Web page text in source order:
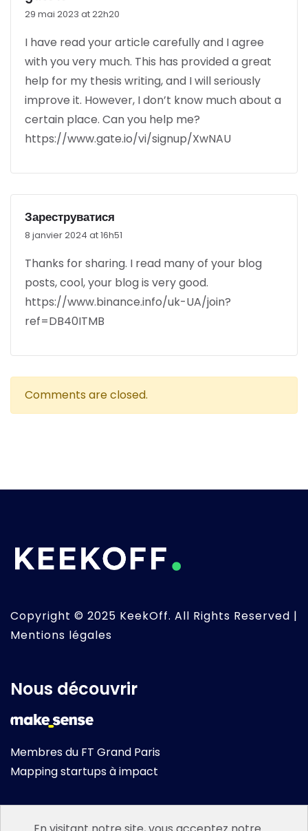
29 mai 2023 at 22h20
I have read your article carefully and I agree
with you very much. This has provided a great
help for my thesis writing, and I will seriously
improve it. However, I don’t know much about a
certain place. Can you help me?
https://www.gate.io/vi/signup/XwNAU
Зареструватися
8 janvier 2024 at 16h51
Thanks for sharing. I read many of your blog
posts, cool, your blog is very good.
https://www.binance.info/uk-UA/join?
ref=DB40ITMB
Comments are closed.
Copyright © 2025 KeekOff. All Rights Reserved |
Mentions légales
Nous découvrir
Membres du FT Grand Paris
Mapping startups à impact